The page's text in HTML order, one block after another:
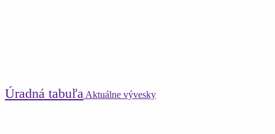
Úradná tabuľa Aktuálne vývesky